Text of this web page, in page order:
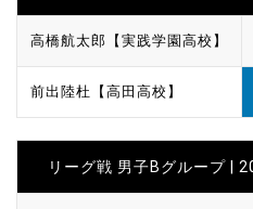
高橋航太郎【実践学園高校】
前出陸杜【高田高校】
リーグ戦 男子Bグループ |